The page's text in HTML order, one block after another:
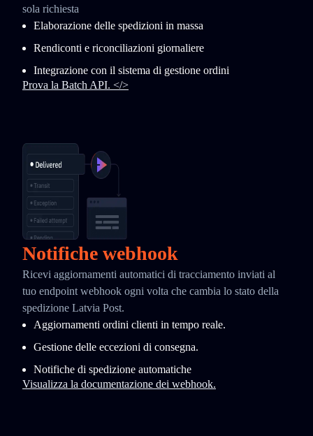
sola richiesta
Elaborazione delle spedizioni in massa
Rendiconti e riconciliazioni giornaliere
Integrazione con il sistema di gestione ordini
Prova la Batch API. </>
Notifiche webhook
Ricevi aggiornamenti automatici di tracciamento inviati al
tuo endpoint webhook ogni volta che cambia lo stato della
spedizione Latvia Post.
Aggiornamenti ordini clienti in tempo reale.
Gestione delle eccezioni di consegna.
Notifiche di spedizione automatiche
Visualizza la documentazione dei webhook.